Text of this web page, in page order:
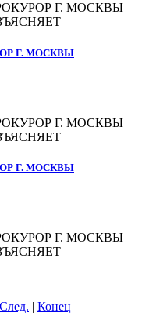
Г. МОСКВЫ
Г. МОСКВЫ
Г. МОСКВЫ
Г. МОСКВЫ
Г. МОСКВЫ
След. | Конец